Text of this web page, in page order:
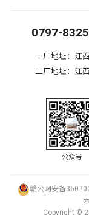
0797-
一厂地址：江
二厂地址：江
公众号
赣公网安备
Copyright ©